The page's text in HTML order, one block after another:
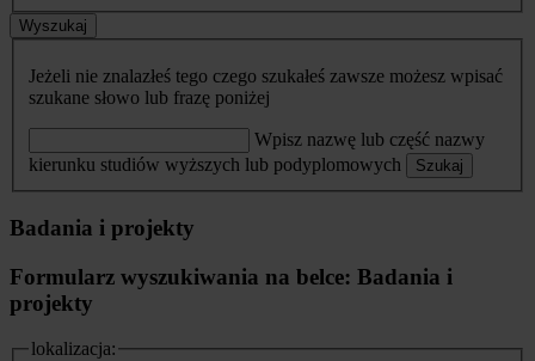
Wyszukaj
Jeżeli nie znalazłeś tego czego szukałeś zawsze możesz wpisać
szukane słowo lub frazę poniżej
Wpisz nazwę lub część nazwy
kierunku studiów wyższych lub podyplomowych
Szukaj
Badania i projekty
Formularz wyszukiwania na belce: Badania i
projekty
lokalizacja: